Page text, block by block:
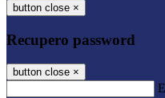
button close ×
Recupero password
button close ×